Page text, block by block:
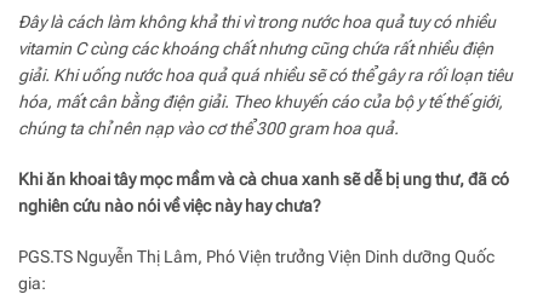
Đây là cách làm không khả thi vì trong nước hoa quả tuy có nhiều
vitamin C cùng các khoáng chất nhưng cũng chứa rất nhiều điện
giải. Khi uống nước hoa quả quá nhiều sẽ có thể gây ra rối loạn tiêu
hóa, mất cân bằng điện giải. Theo khuyến cáo của bộ y tế thế giới,
chúng ta chỉ nên nạp vào cơ thể 300 gram hoa quả.
Khi ăn khoai tây mọc mầm và cà chua xanh sẽ dễ bị ung thư, đã có
nghiên cứu nào nói về việc này hay chưa?
PGS.TS Nguyễn Thị Lâm, Phó Viện trưởng Viện Dinh dưỡng Quốc
gia: